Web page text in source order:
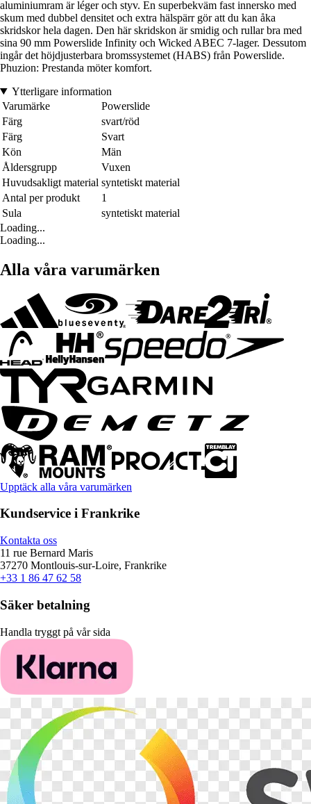
aluminiumram är léger och styv. En superbekväm fast innersko med
skum med dubbel densitet och extra hälspärr gör att du kan åka
skridskor hela dagen. Den här skridskon är smidig och rullar bra med
sina 90 mm Powerslide Infinity och Wicked ABEC 7-lager. Dessutom
ingår det höjdjusterbara bromssystemet (HABS) från Powerslide.
Phuzion: Prestanda möter komfort.
Ytterligare information
Varumärke
Powerslide
Färg
svart/röd
Färg
Svart
Kön
Män
Åldersgrupp
Vuxen
Huvudsakligt material syntetiskt material
Antal per produkt
1
Sula
syntetiskt material
Loading...
Loading...
Alla våra varumärken
Upptäck alla våra varumärken
Kundservice i Frankrike
Kontakta oss
11 rue Bernard Maris
37270 Montlouis-sur-Loire, Frankrike
+33 1 86 47 62 58
Säker betalning
Handla tryggt på vår sida